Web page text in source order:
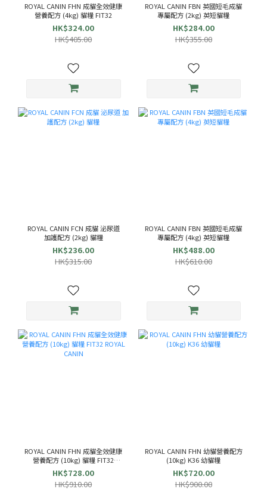
ROYAL CANIN FHN 成貓全效健康
營養配方 (4kg) 貓糧 FIT32
HK$324.00
HK$405.00
ROYAL CANIN FBN 英國短毛成貓
專屬配方 (2kg) 英短貓糧
HK$284.00
HK$355.00
ROYAL CANIN FCN 成貓 泌尿道
加護配方 (2kg) 貓糧
HK$236.00
HK$315.00
ROYAL CANIN FBN 英國短毛成貓
專屬配方 (4kg) 英短貓糧
HK$488.00
HK$610.00
ROYAL CANIN FHN 成貓全效健康
營養配方 (10kg) 貓糧 FIT32
ROYAL CANIN
HK$728.00
HK$910.00
ROYAL CANIN FHN 幼貓營養配方
(10kg) K36 幼貓糧
HK$720.00
HK$900.00